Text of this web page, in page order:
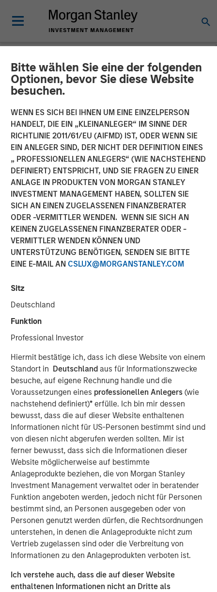
Bitte wählen Sie eine der folgenden
Optionen, bevor Sie diese Website
besuchen.
WENN ES SICH BEI IHNEN UM EINE EINZELPERSON
HANDELT, DIE EIN „KLEINANLEGER“ IM SINNE DER
RICHTLINIE 2011/61/EU (AIFMD) IST, ODER WENN SIE
EIN ANLEGER SIND, DER NICHT DER DEFINITION EINES
„ PROFESSIONELLEN ANLEGERS“ (WIE NACHSTEHEND
DEFINIERT) ENTSPRICHT, UND SIE FRAGEN ZU EINER
ANLAGE IN PRODUKTEN VON MORGAN STANLEY
INVESTMENT MANAGEMENT HABEN, SOLLTEN SIE
SICH AN EINEN ZUGELASSENEN FINANZBERATER
ODER -VERMITTLER WENDEN. WENN SIE SICH AN
KEINEN ZUGELASSENEN FINANZBERATER ODER -
VERMITTLER WENDEN KÖNNEN UND
UNTERSTÜTZUNG BENÖTIGEN, SENDEN SIE BITTE
EINE E-MAIL AN CSLUX@MORGANSTANLEY.COM
Sitz
Deutschland
Funktion
Professional Investor
Hiermit bestätige ich, dass ich diese Website von einem
Standort in Deutschland aus für Informationszwecke
besuche, auf eigene Rechnung handle und die
Voraussetzungen eines professionellen Anlegers(wie
nachstehend definiert)* erfülle. Ich bin mir dessen
bewusst, dass die auf dieser Website enthaltenen
Informationen nicht für US-Personen bestimmt sind und
von diesen nicht abgerufen werden sollten. Mir ist
ferner bewusst, dass sich die Informationen dieser
Website möglicherweise auf bestimmte
Anlageprodukte beziehen, die von Morgan Stanley
Investment Management verwaltet oder in beratender
Funktion angeboten werden, jedoch nicht für Personen
bestimmt sind, an Personen ausgegeben oder von
Personen genutzt werden dürfen, die Rechtsordnungen
unterstehen, in denen die Anlageprodukte nicht zum
Vertrieb zugelassen sind oder die Verbreitung von
Informationen zu den Anlageprodukten verboten ist.
Ich verstehe auch, dass die auf dieser Website
enthaltenen Informationen nicht an Dritte als
NEWSROOM
David Miller on Credit
Exchange
21 JANUAR 2026
David N. Miller
Managing Director
35:49
00:00
David Miller, Global Head of Private Credit and Equity at
Morgan Stanley Investment Management, joins Lisa Lee
private equity and credit business and his outlook for the
sector in 2026.
In his current role, David leads integrated private equity
and private credit platforms, enabling Morgan Stanley to
offer a full spectrum of capital solutions—from traditional
buyouts to direct lending and hybrid capital structures.
He notes that combining both strategies under one
platform strengthens industry expertise, enhances deal
sourcing, and allows for more tailored capital solutions.
David also underscores Morgan Stanley’s advantage as
part of a global investment bank, where close
collaboration with investment banking and capital
markets teams plays a key role.
Looking ahead, David anticipates a multiyear increase in
middle‑market M&A as aging private‑equity portfolios
come to market. He sees continued strength in private
credit fundamentals, including low defaults, and expects
AI‑related infrastructure investment to drive substantial
financing needs—making 2026 a particularly active year.